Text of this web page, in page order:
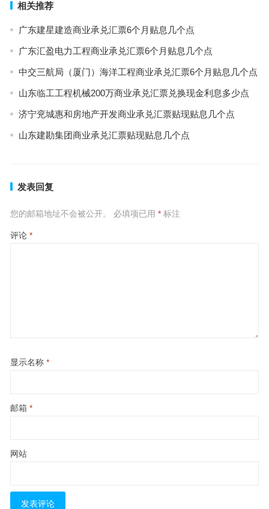
相关推荐
广东建星建造商业承兑汇票6个月贴息几个点
广东汇盈电力工程商业承兑汇票6个月贴息几个点
中交三航局（厦门）海洋工程商业承兑汇票6个月贴息几个点
山东临工工程机械200万商业承兑汇票兑换现金利息多少点
济宁兖城惠和房地产开发商业承兑汇票贴现贴息几个点
山东建勘集团商业承兑汇票贴现贴息几个点
发表回复
您的邮箱地址不会被公开。 必填项已用 *标注
评论 *
显示名称 *
邮箱 *
网站